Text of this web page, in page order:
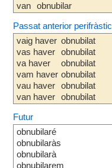
van obnubilar
Passat anterior perifràstic
vaig haver
vas haver
va haver
vam haver
vau haver
van haver
obnubilat
obnubilat
obnubilat
obnubilat
obnubilat
obnubilat
Futur
obnubilaré
obnubilaràs
obnubilarà
obnubilarem